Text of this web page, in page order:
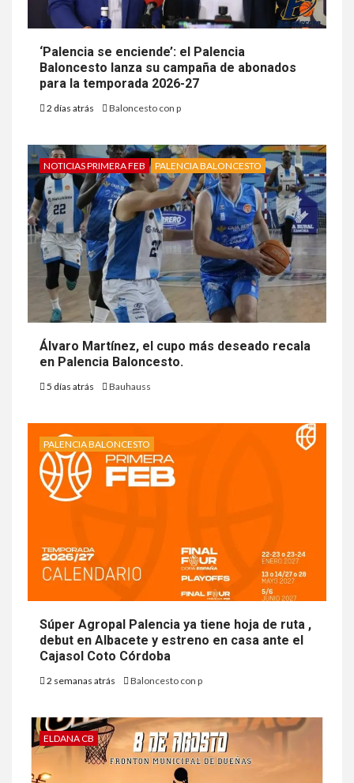
‘Palencia se enciende’: el Palencia
Baloncesto lanza su campaña de abonados
para la temporada 2026-27
2 días atrás Baloncesto con p
NOTICIAS PRIMERA FEB PALENCIA BALONCESTO
Álvaro Martínez, el cupo más deseado recala
en Palencia Baloncesto.
5 días atrás Bauhauss
PALENCIA BALONCESTO
Súper Agropal Palencia ya tiene hoja de ruta ,
debut en Albacete y estreno en casa ante el
Cajasol Coto Córdoba
2 semanas atrás Baloncesto con p
ELDANA CB